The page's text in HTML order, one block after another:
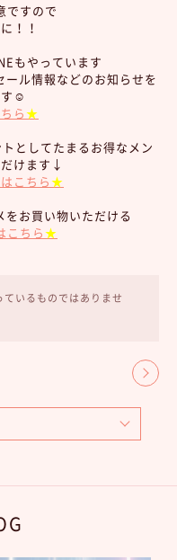
ですので
！！
もやっています
ル情報などのお知らせを
す☺︎
ら★
としてたまるお得なメン
けます↓
こちら★
お買い物いただける
こちら★
いるものではありませ